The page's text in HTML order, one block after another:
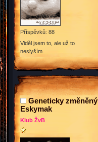
Příspěvků: 88
Viděl jsem to, ale už to
neslyším.
Geneticky změněný
Eskymak
Klub ŽvB